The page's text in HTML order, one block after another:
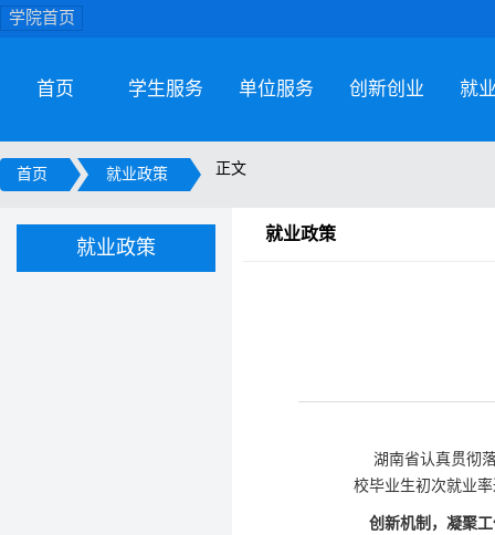
学院首页
首页 学生服务 单位服务 创新创业 就
首页 就业政策 正文
就业政策
就业政策
湖南省认真贯彻
校毕业生初次就业
创新机制，凝聚